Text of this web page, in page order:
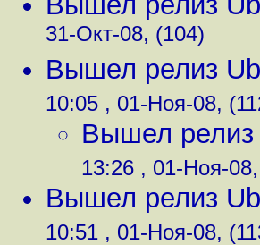
31-Окт-08, (104)
Вышел релиз
10:05 , 01-Ноя-08,
Вышел релиз
13:26 , 01-Ноя-
Вышел релиз
10:51 , 01-Ноя-08,